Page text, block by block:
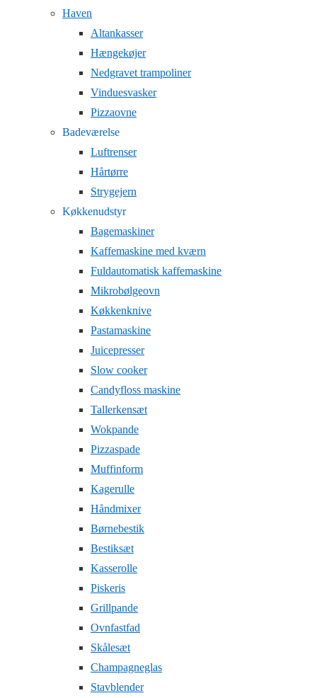
Haven
Altankasser
Hængekøjer
Nedgravet trampoliner
Vinduesvasker
Pizzaovne
Badeværelse
Luftrenser
Hårtørre
Strygejern
Køkkenudstyr
Bagemaskiner
Kaffemaskine med kværn
Fuldautomatisk kaffemaskine
Mikrobølgeovn
Køkkenknive
Pastamaskine
Juicepresser
Slow cooker
Candyfloss maskine
Tallerkensæt
Wokpande
Pizzaspade
Muffinform
Kagerulle
Håndmixer
Børnebestik
Bestiksæt
Kasserolle
Piskeris
Grillpande
Ovnfastfad
Skålesæt
Champagneglas
Stavblender